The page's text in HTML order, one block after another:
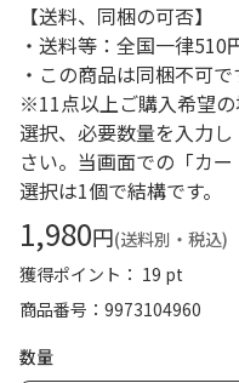
【送料、同梱の可否】
・送料等：全国一律510
・この商品は同梱不可で
※11点以上ご購入希望
選択、必要数量を入力
さい。当画面での「カ
選択は1個で結構です。
1,980円(送料別・税込)
獲得ポイント： 19 pt
商品番号
9973104960
数量